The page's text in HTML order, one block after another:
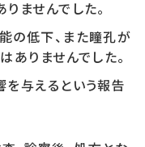
ませんでした。
の低下、また瞳孔が
ありませんでした。
与えるという報告